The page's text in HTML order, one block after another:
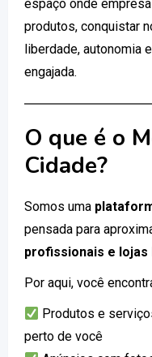
espaço onde
produtos, conquistar
liberdade, autonomia
engajada.
O que é o
Cidade?
Somos uma
pensada para
profissionais e lojas
Por aqui, você
Produtos e
perto de você